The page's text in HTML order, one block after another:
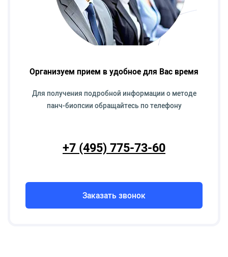
Организуем прием в удобное для Вас время
Для получения подробной информации о методе
панч-биопсии обращайтесь по телефону
+7 (495) 775-73-60
Заказать звонок